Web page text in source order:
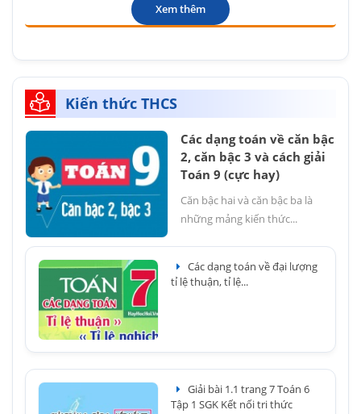
Xem thêm
Kiến thức THCS
Các dạng toán về căn bậc
2, căn bậc 3 và cách giải
Toán 9 (cực hay)
Căn bậc hai và căn bậc ba là
những mảng kiến thức...
Các dạng toán về đại lượng
tỉ lệ thuận, tỉ lệ...
Giải bài 1.1 trang 7 Toán 6
Tập 1 SGK Kết nối tri thức